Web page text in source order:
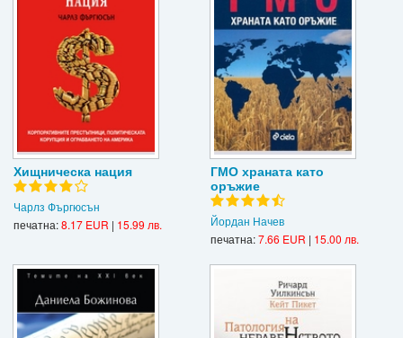
Хищническа нация
Чарлз Фъргюсън
печатна:8.17 EUR | 15.99 лв.
ГМО храната като
оръжие
Йордан Начев
печатна:7.66 EUR | 15.00 лв.